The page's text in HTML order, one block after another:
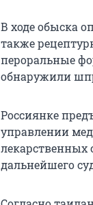
В ходе обыска
также
пероральные
обнаружили
Россиянке
управлении
лекарственных
дальнейшего